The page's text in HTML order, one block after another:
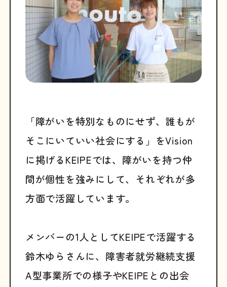
「障がいを特別なものにせず、誰もが
そこにいていい社会にする」をVision
に掲げるKEIPEでは、障がいを持つ仲
間が個性を強みにして、それぞれが多
方面で活躍しています。
メンバーの1人としてKEIPEで活躍する
鈴木ゆらさんに、障害者就労継続支援
A型事業所での様子やKEIPEとの出会